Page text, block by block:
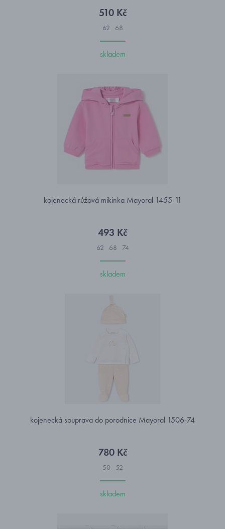
510 Kč
62 68
skladem
kojenecká růžová mikinka Mayoral 1455-11
493 Kč
62 68 74
skladem
kojenecká souprava do porodnice Mayoral 1506-74
780 Kč
50 52
skladem